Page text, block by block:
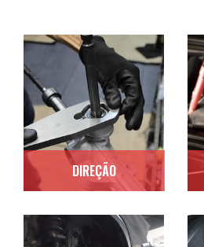
DIREÇÃO